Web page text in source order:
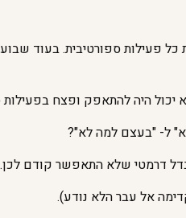
פעילות ספורטיבית. בעוד שבוע
יכול היה להתאפק ופצח בפעילות
ל- "בעצם למה לא"?
דרמטי שלא התאפשר קודם לכן.
אל עבר הלא נודע).